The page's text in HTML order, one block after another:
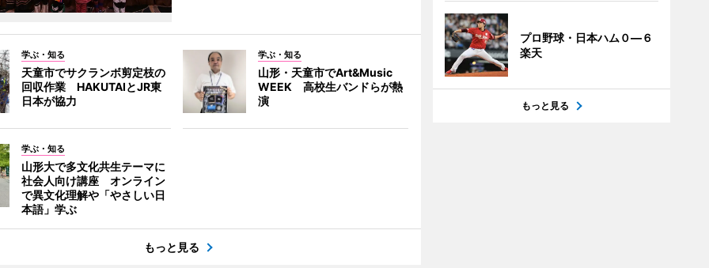
学ぶ・知る
天童市でサクランボ剪定枝の
回収作業 HAKUTAIとJR東
日本が協力
学ぶ・知る
山形・天童市でArt&Music
WEEK 高校生バンドらが熱
演
学ぶ・知る
山形大で多文化共生テーマに
社会人向け講座 オンライン
で異文化理解や「やさしい日
本語」学ぶ
もっと見る
プロ野球・日本ハム０―６
楽天
もっと見る